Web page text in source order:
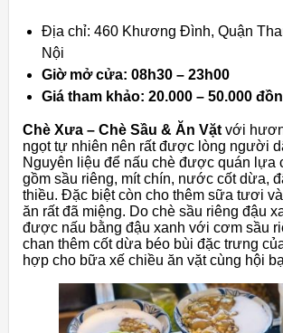
Địa chỉ: 460 Khương Đình, Quận
Nội
Giờ mở cửa: 08h30 – 23h00
Giá tham khảo: 20.000 – 50.000
Chè Xưa – Chè Sầu & Ăn Vặt với
ngọt tự nhiên nên rất được lòng người
Nguyên liệu để nấu chè được quán lựa
gồm sầu riêng, mít chín, nước cốt dừa,
thiều. Đặc biệt còn cho thêm sữa tươi
ăn rất đã miệng. Do chè sầu riêng đậu
được nấu bằng đậu xanh với cơm sầu
chan thêm cốt dừa béo bùi đặc trưng
hợp cho bữa xế chiều ăn vặt cùng hội